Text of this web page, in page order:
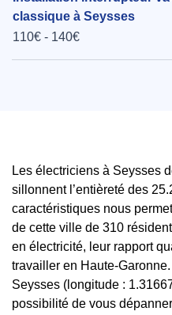
classique à Seysses
110€ - 140€
Les électriciens à Seysses
sillonnent l’entièreté des
caractéristiques nous
de cette ville de 310
en électricité, leur rapport
travailler en Haute-
Seysses (longitude :
possibilité de vous